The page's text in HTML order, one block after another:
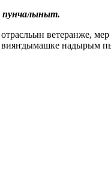
ветеранже,
вияҥдымашке